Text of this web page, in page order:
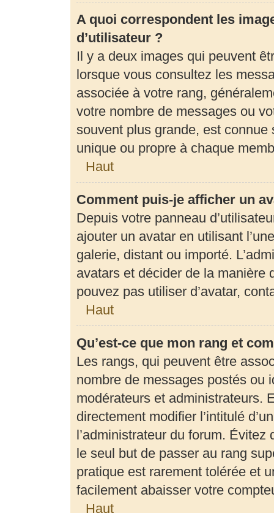
A quoi correspondent les
d’utilisateur ?
Il y a deux images qui peuvent
lorsque vous consultez les
associée à votre rang,
votre nombre de messages ou
souvent plus grande, est connue
unique ou propre à chaque
Haut
Comment puis-je afficher un
Depuis votre panneau
ajouter un avatar en utilisant
galerie, distant ou importé.
avatars et décider de la manière
pouvez pas utiliser d’avatar,
Haut
Qu’est-ce que mon rang et
Les rangs, qui peuvent être
nombre de messages postés ou
modérateurs et administrateurs.
directement modifier l’intitulé
l’administrateur du forum.
le seul but de passer au rang
pratique est rarement tolérée et
facilement abaisser votre
Haut